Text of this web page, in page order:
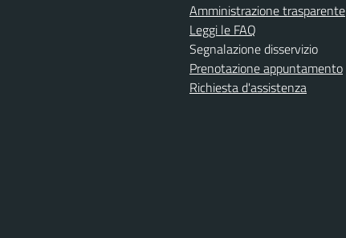
Amministrazione trasparente
Leggi le FAQ
Segnalazione disservizio
Prenotazione appuntamento
Richiesta d'assistenza